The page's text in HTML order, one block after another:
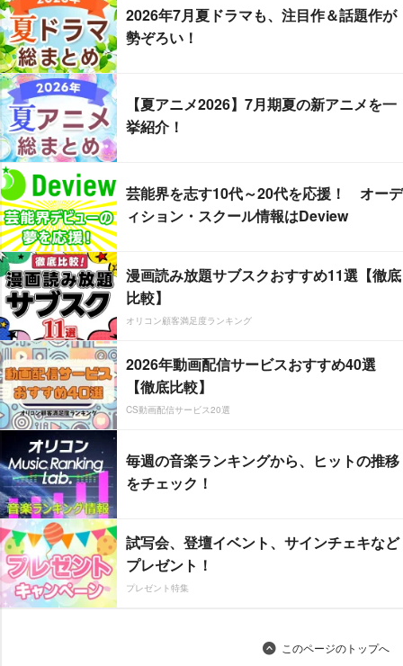
2026年7月夏ドラマも、注目作＆話題作が
勢ぞろい！
【夏アニメ2026】7月期夏の新アニメを一
挙紹介！
芸能界を志す10代～20代を応援！ オーデ
ィション・スクール情報はDeview
漫画読み放題サブスクおすすめ11選【徹底
比較】
オリコン顧客満足度ランキング
2026年動画配信サービスおすすめ40選
【徹底比較】
CS動画配信サービス20選
毎週の音楽ランキングから、ヒットの推移
をチェック！
試写会、登壇イベント、サインチェキなど
プレゼント！
プレゼント特集
このページのトップへ